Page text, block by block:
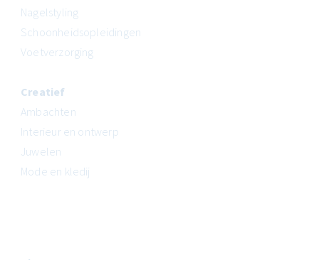
Nagelstyling
Schoonheidsopleidingen
Voetverzorging
Creatief
Ambachten
Interieur en ontwerp
Juwelen
Mode en kledij